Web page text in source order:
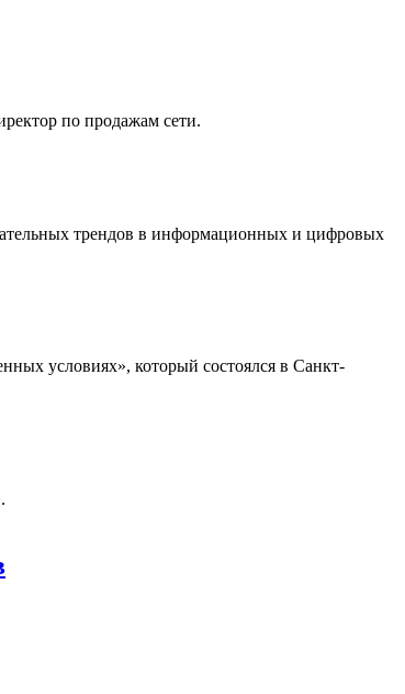
по продажам сети.
трендов в информационных и цифровых
условиях», который состоялся в Санкт-